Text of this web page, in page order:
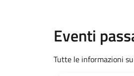
Eventi
Tutte le informazioni